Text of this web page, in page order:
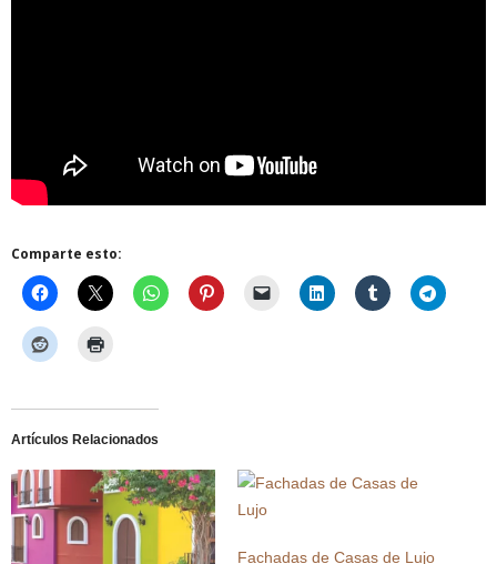
Comparte esto:
Artículos Relacionados
Fachadas de Casas de Lujo